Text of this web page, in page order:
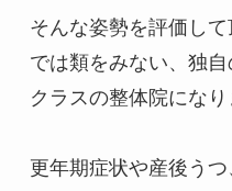
そんな姿勢を評価し
では類をみない、独
クラスの整体院になり
更年期症状や産後う